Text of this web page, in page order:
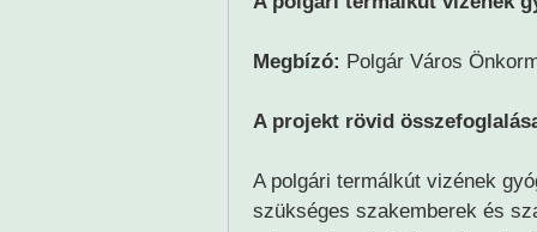
Megbízó: Polgár Város
A projekt rövid
A polgári termálkút vizének
szükséges szakemberek és